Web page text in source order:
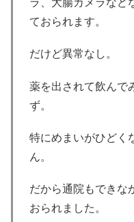
ラ、大腸カメラなど
ておられます。
だけど異常なし。
薬を出されて飲んで
ず。
特にめまいがひどく
ん。
だから通院もできな
おられました。